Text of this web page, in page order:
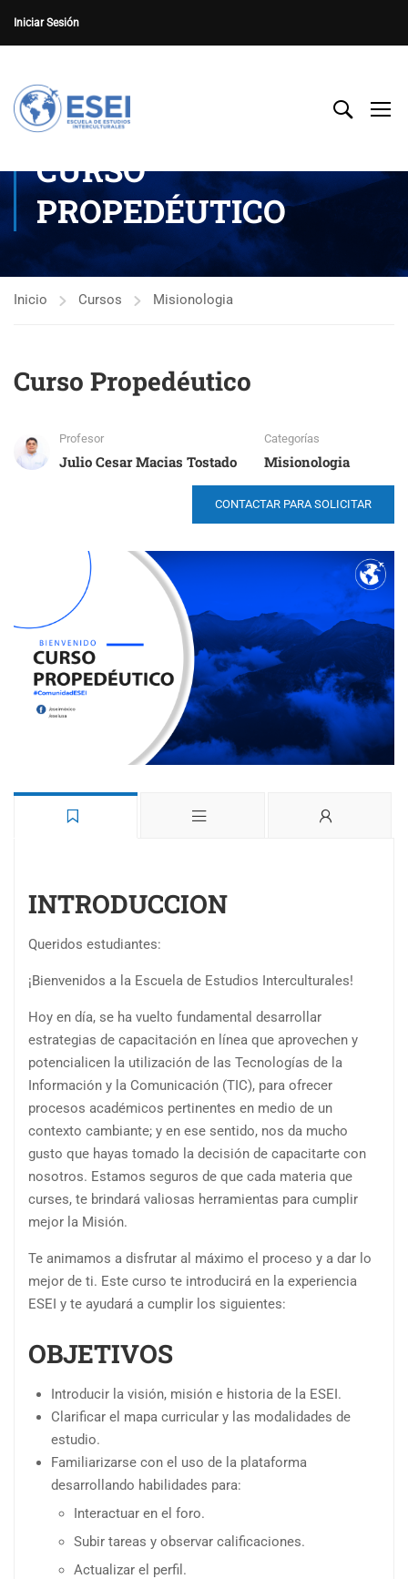
Iniciar Sesión
CURSO
PROPEDÉUTICO
Inicio Cursos Misionologia
Curso Propedéutico
Profesor
Julio Cesar Macias Tostado
Categorías
Misionologia
CONTACTAR PARA SOLICITAR
INTRODUCCION
Queridos estudiantes:
¡Bienvenidos a la Escuela de Estudios Interculturales!
Hoy en día, se ha vuelto fundamental desarrollar
estrategias de capacitación en línea que aprovechen y
potencialicen la utilización de las Tecnologías de la
Información y la Comunicación (TIC), para ofrecer
procesos académicos pertinentes en medio de un
contexto cambiante; y en ese sentido, nos da mucho
gusto que hayas tomado la decisión de capacitarte con
nosotros. Estamos seguros de que cada materia que
curses, te brindará valiosas herramientas para cumplir
mejor la Misión.
Te animamos a disfrutar al máximo el proceso y a dar lo
mejor de ti. Este curso te introducirá en la experiencia
ESEI y te ayudará a cumplir los siguientes:
OBJETIVOS
Introducir la visión, misión e historia de la ESEI.
Clarificar el mapa curricular y las modalidades de
estudio.
Familiarizarse con el uso de la plataforma
desarrollando habilidades para:
Interactuar en el foro.
Subir tareas y observar calificaciones.
Actualizar el perfil.